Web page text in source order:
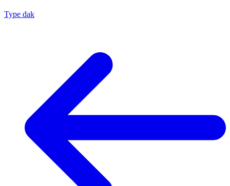
Type dak